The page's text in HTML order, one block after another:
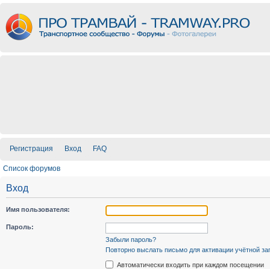
Регистрация Вход FAQ
Список форумов
Вход
Имя пользователя:
Пароль:
Забыли пароль?
Повторно выслать письмо для активации учётной
Автоматически входить при каждом посещении